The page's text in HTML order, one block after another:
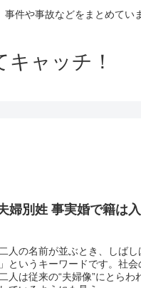
事件や事故などをまとめてい
キャッチ！
で籍は入れ
人の名前が並ぶとき、しばし
というキーワードです。社会
人は従来の“夫婦像”にとらわ